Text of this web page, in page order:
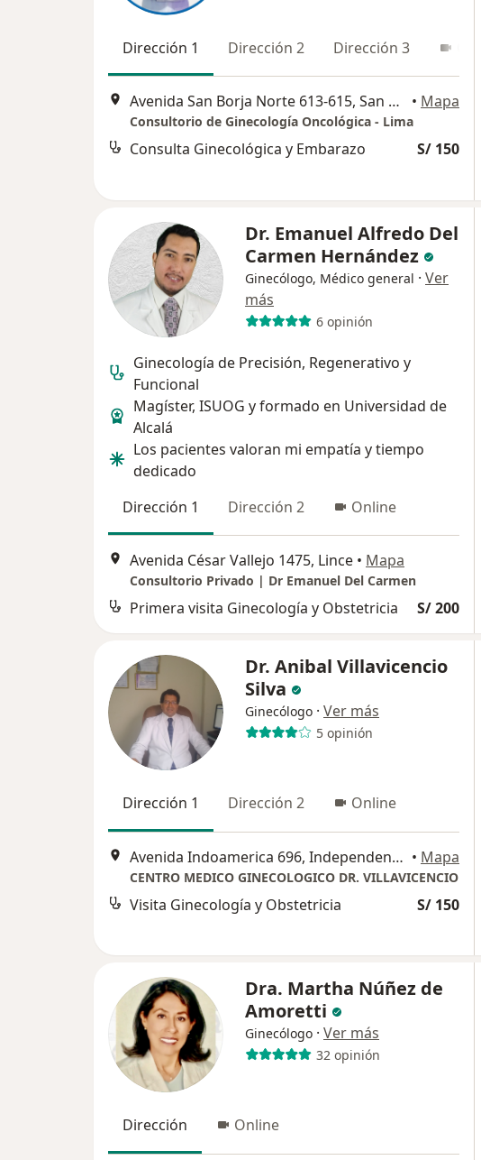
Dirección 1 Dirección 2 Dirección 3
Avenida San Borja Norte 613-615, San Borja, Lima, Perú, San Borja • Mapa
Consultorio de Ginecología Oncológica - Lima
Consulta Ginecológica y Embarazo S/ 150
Dr. Emanuel Alfredo Del
Carmen Hernández
Ginecólogo, Médico general · Ver
más
6 opinión
Ginecología de Precisión, Regenerativo y
Funcional
Magíster, ISUOG y formado en Universidad de
Alcalá
Los pacientes valoran mi empatía y tiempo
dedicado
Dirección 1
Dirección 2 Online
Avenida César Vallejo 1475, Lince • Mapa
Consultorio Privado | Dr Emanuel Del Carmen
Primera visita Ginecología y Obstetricia S/ 200
Dr. Anibal Villavicencio
Silva
Ginecólogo · Ver más
5 opinión
Dirección 1 Dirección 2 Online
Avenida Indoamerica 696, Independencia • Mapa
CENTRO MEDICO GINECOLOGICO DR. VILLAVICENCIO
Visita Ginecología y Obstetricia S/ 150
Dra. Martha Núñez de
Amoretti
Ginecólogo · Ver más
32 opinión
Dirección Online